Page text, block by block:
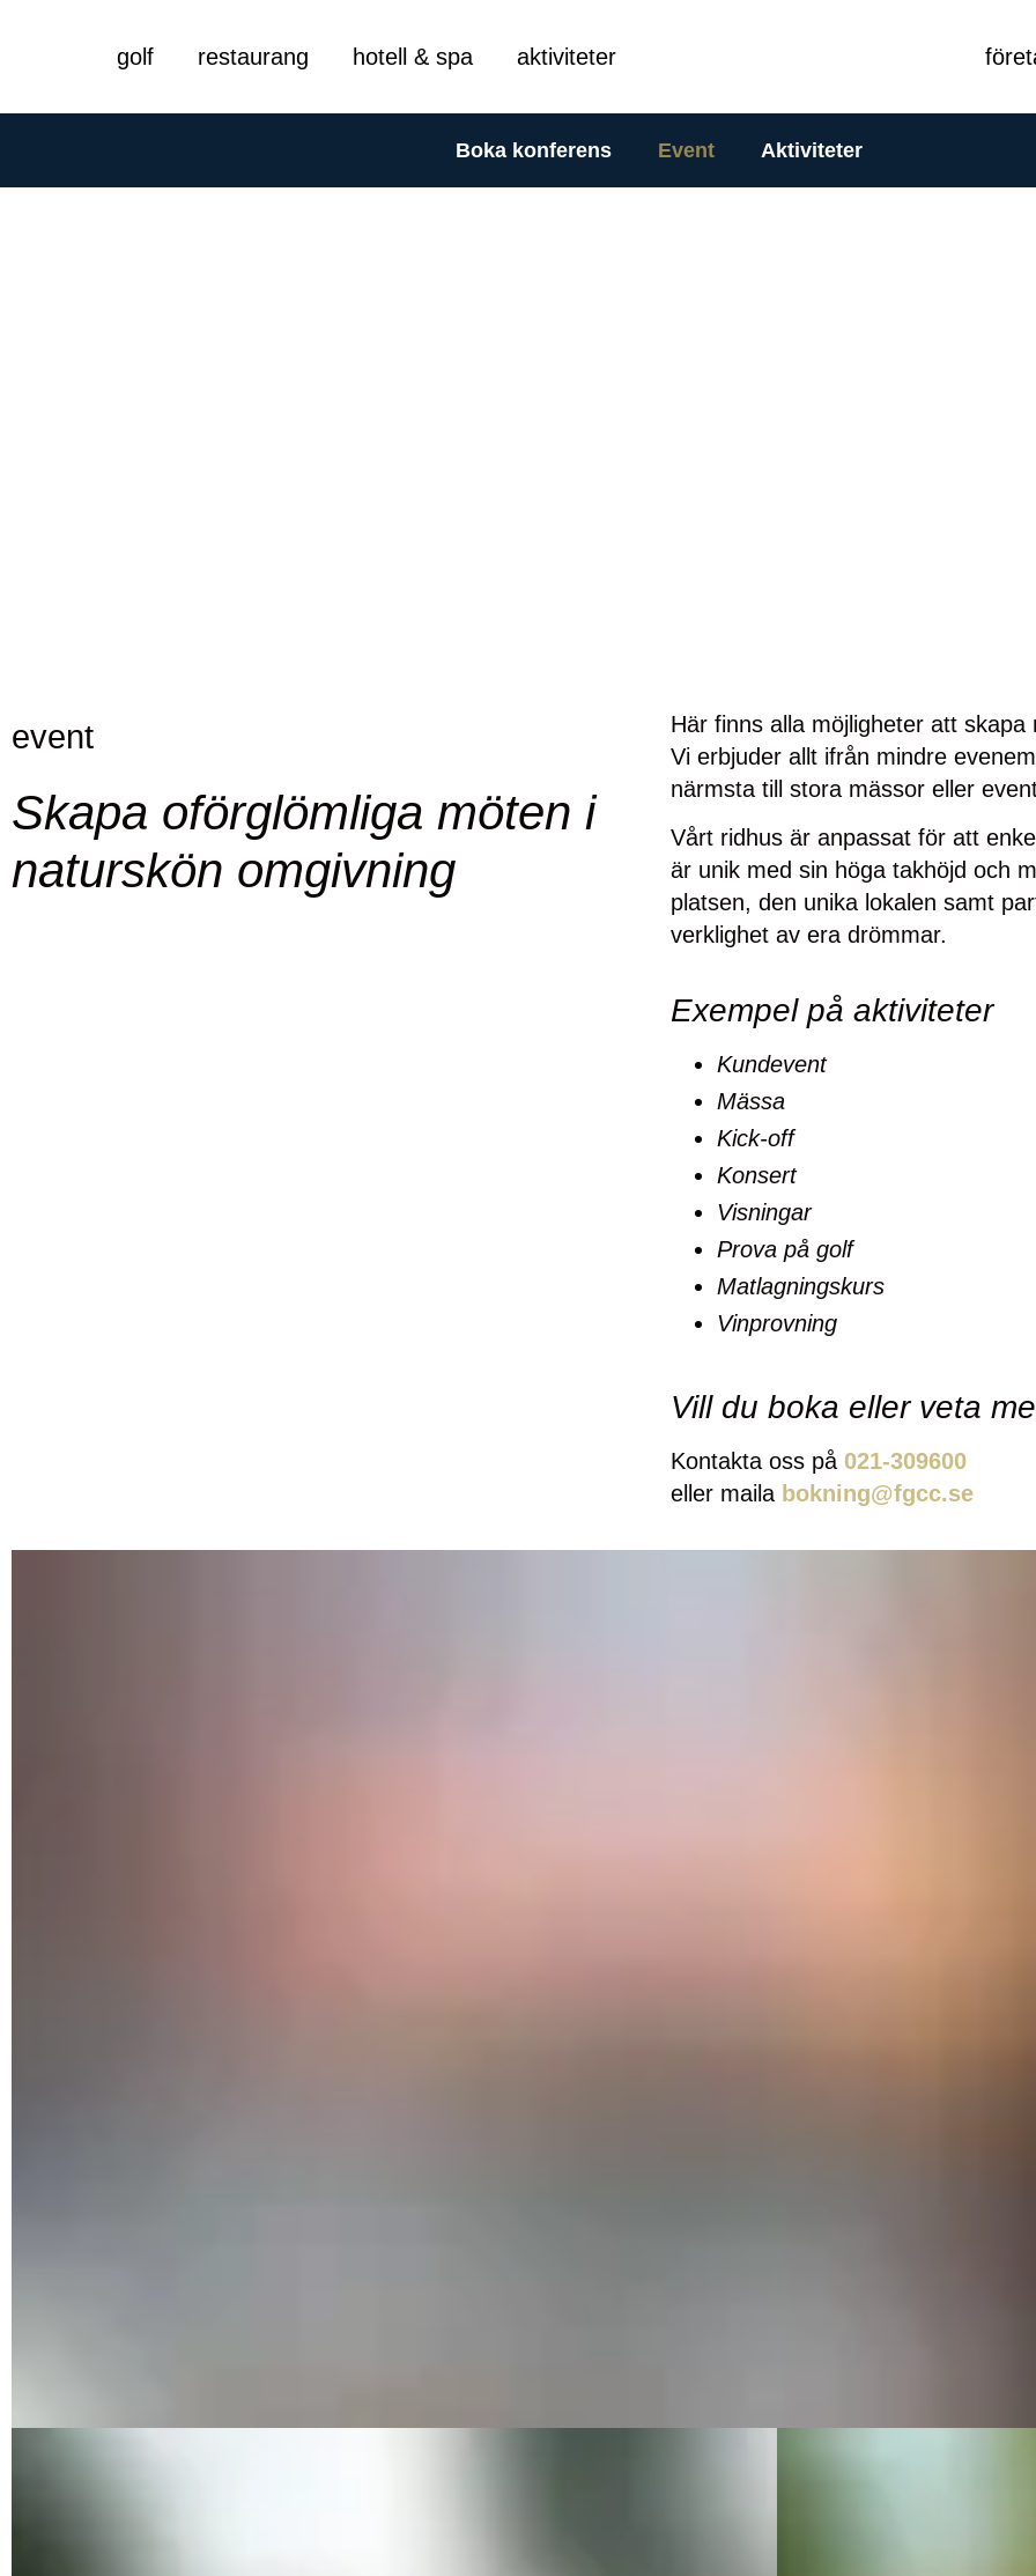
golf restaurang hotell & spa aktiviteter
Boka konferens Event Aktiviteter
event
Skapa oförglömliga möten i
naturskön omgivning
Här finns alla möjligheter att skapa
Vi erbjuder allt ifrån mindre
närmsta till stora mässor eller
Vårt ridhus är anpassat för att
är unik med sin höga takhöjd och
platsen, den unika lokalen samt
verklighet av era drömmar.
Exempel på aktiviteter
Kundevent
Mässa
Kick-off
Konsert
Visningar
Prova på golf
Matlagningskurs
Vinprovning
Vill du boka eller veta
Kontakta oss på 021-309600
eller maila bokning@fgcc.se